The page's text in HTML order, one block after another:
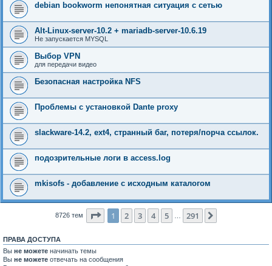
debian bookworm непонятная ситуация с сетью
Alt-Linux-server-10.2 + mariadb-server-10.6.19
Не запускается MYSQL
Выбор VPN
для передачи видео
Безопасная настройка NFS
Проблемы с установкой Dante proxy
slackware-14.2, ext4, странный баг, потеря/порча ссылок.
подозрительные логи в access.log
mkisofs - добавление с исходным каталогом
8726 тем Страница из 291
1 2 3 4 5 291
ПРАВА ДОСТУПА
Вы не можете начинать темы
Вы не можете отвечать на сообщения